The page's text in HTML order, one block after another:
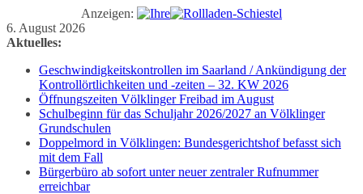
Anzeigen:
Zum
Inhalt
6. August 2026
Aktuelles:
Geschwindigkeitskontrollen im Saarland / Ankündigung der
Kontrollörtlichkeiten und -zeiten – 32. KW 2026
Öffnungszeiten Völklinger Freibad im August
Schulbeginn für das Schuljahr 2026/2027 an Völklinger
Grundschulen
Doppelmord in Völklingen: Bundesgerichtshof befasst sich
mit dem Fall
Bürgerbüro ab sofort unter neuer zentraler Rufnummer
erreichbar